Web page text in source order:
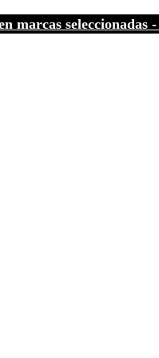
marcas seleccionadas